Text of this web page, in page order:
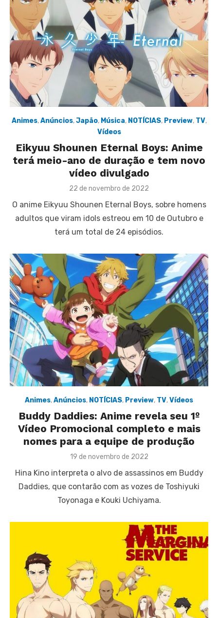
Animes,Anúncios,Japão, Música, NOTÍCIAS, Preview, TV,
Vídeos
Eikyuu Shounen Eternal Boys: Anime
terá meio-ano de duração e tem novo
vídeo divulgado
Posted
22 de novembro de 2022
O anime Eikyuu Shounen Eternal Boys, sobre homens
adultos que viram idols estreou em 10 de Outubro e
terá um total de 24 episódios.
Animes,Anúncios, NOTÍCIAS, Preview, TV,Vídeos
Buddy Daddies: Anime revela seu 1º
Vídeo Promocional completo e mais
nomes para a equipe de produção
Posted
19 de novembro de 2022
Hina Kino interpreta o alvo de assassinos em Buddy
Daddies, que contarão com as vozes de Toshiyuki
Toyonaga e Kouki Uchiyama.